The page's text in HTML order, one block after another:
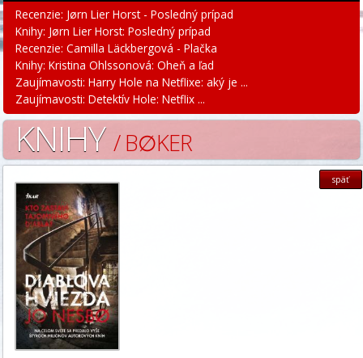
Recenzie: Jørn Lier Horst - Posledný prípad
Knihy: Jørn Lier Horst: Posledný prípad
Recenzie: Camilla Läckbergová - Plačka
Knihy: Kristina Ohlssonová: Oheň a ľad
Zaujímavosti: Harry Hole na Netflixe: aký je ...
Zaujímavosti: Detektív Hole: Netflix ...
KNIHY/ B∅KER
späť